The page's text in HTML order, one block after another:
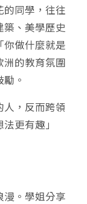
的同學，往往
築、美學歷史
你做什麼就是
洲的教育氛圍
。
人，反而跨領
更有趣」
漫。學姐分享